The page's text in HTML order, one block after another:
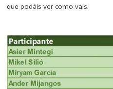
que podáis ver como vais.